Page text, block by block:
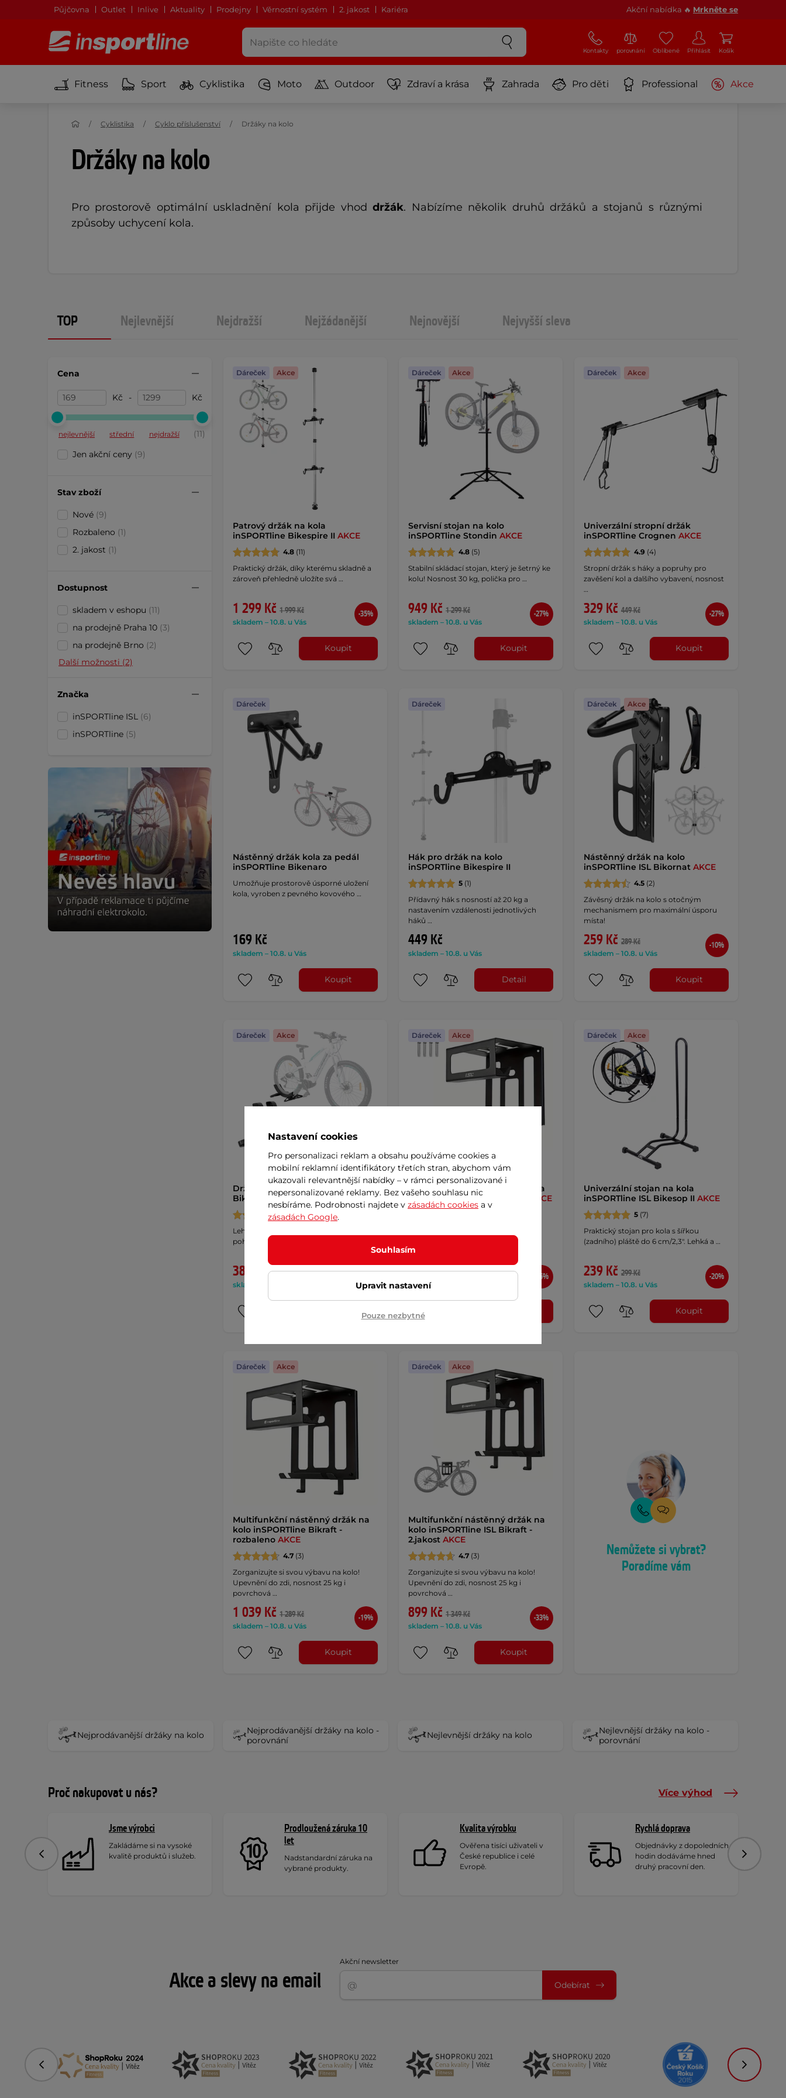
Půjčovna Outlet Inlive Aktuality Prodejny Věrnostní systém 2. jakost Kariéra Akční nabídka 🔥 Mrkněte se
Kontakty porovnání Oblíbené Přihlásit Košík
Fitness Sport Cyklistika Moto Outdoor Zdraví a krása Zahrada Pro děti Professional Akce
Držáky na kolo
Pro prostorově optimální uskladnění kola přijde vhoddržák. Nabízíme několik druhů držáků a stojanů s různými
způsoby uchycení kola.
Cyklistika Cyklo příslušenství Držáky na kolo
TOP Nejlevnější Nejdražší Nejžádanější Nejnovější Nejvyšší sleva
Cena
Kč - Kč
nejlevnější střední nejdražší
(11)
Jen akční ceny (9)
Stav zboží
Nové (9)
Rozbaleno (1)
2. jakost (1)
Dostupnost
skladem v eshopu (11)
na prodejně Praha 10 (3)
na prodejně Brno (2)
Další možnosti (2)
Značka
inSPORTline ISL (6)
inSPORTline (5)
Dáreček Akce
Patrový držák na kola
inSPORTline Bikespire II AKCE
4.8 (11)
Praktický držák, díky kterému skladně a
zároveň přehledně uložíte svá …
1 299 Kč 1 999 Kč
skladem – 10.8. u Vás
-35%
Koupit
Dáreček Akce
Servisní stojan na kolo
inSPORTline Stondin AKCE
4.8(5)
Stabilní skládací stojan, který je šetrný ke
kolu! Nosnost 30 kg, polička pro …
949 Kč 1 299 Kč
skladem – 10.8. u Vás
-27%
Koupit
Dáreček Akce
Univerzální stropní držák
inSPORTline Crognen AKCE
4.9 (4)
Stropní držák s háky a popruhy pro
zavěšení kol a dalšího vybavení, nosnost
329 Kč 449 Kč
skladem – 10.8. u Vás
-27%
Koupit
Dáreček
Nástěnný držák kola za pedál
inSPORTline Bikenaro
Umožňuje prostorově úsporné uložení
kola, vyroben z pevného kovového …
169 Kč
skladem – 10.8. u Vás
Koupit
Dáreček
Hák pro držák na kolo
inSPORTline Bikespire II
5(1)
Přídavný hák s nosností až 20 kg a
nastavením vzdálenosti jednotlivých
háků …
449 Kč
skladem – 10.8. u Vás
Detail
Dáreček Akce
Nástěnný držák na kolo
inSPORTline ISL Bikornat AKCE
4.5(2)
Závěsný držák na kolo s otočným
mechanismem pro maximální úsporu
místa!
259 Kč 289 Kč
skladem – 10.8. u Vás
-10%
Koupit
Dáreček Akce
Držák na kolo inSPORTline ISL
Biketical IIAKCE
4.6(22)
Lehký a odolný cyklistický stojan pro
pohodlné parkování klasických i …
389 Kč 449 Kč
skladem – 10.8. u Vás
Dáreček Akce
Multifunkční nástěnný držák na
kolo inSPORTline ISL Bikraft
AKCE
Upevnění do zdi, nosnost 25 kg i
povrchová …
999 Kč 1 349 Kč
skladem – 10.8. u Vás
-26%
Dáreček Akce
Univerzální stojan na kola
inSPORTline ISL Bikesop II AKCE
5(7)
Praktický stojan pro kola s šířkou
(zadního) pláště do 6 cm/2,3". Lehká a …
239 Kč 299 Kč
skladem – 10.8. u Vás
-20%
Koupit
Dáreček Akce
Multifunkční nástěnný držák na
kolo inSPORTline Bikraft -
rozbaleno AKCE
4.7 (3)
Zorganizujte si svou výbavu na kolo!
Upevnění do zdi, nosnost 25 kg i
povrchová …
1 039 Kč 1 289 Kč
skladem – 10.8. u Vás
-19%
Koupit
Dáreček Akce
Multifunkční nástěnný držák na
kolo inSPORTline ISL Bikraft -
2.jakost AKCE
4.7(3)
Zorganizujte si svou výbavu na kolo!
Upevnění do zdi, nosnost 25 kg i
povrchová …
899 Kč 1 349 Kč
skladem – 10.8. u Vás
-33%
Koupit
Nemůžete si vybrat?
Poradíme vám
Nejprodávanější držáky na kolo
Nejprodávanější držáky na kolo -
porovnání
Nejlevnější držáky na kolo
Nejlevnější držáky na kolo -
porovnání
Proč nakupovat u nás? Více výhod
Jsme výrobci
Zakládáme si na vysoké
kvalitě produktů i služeb.
Prodloužená záruka 10
let
Nadstandardní záruka na
vybrané produkty.
Kvalita výrobku
Ověřena tisíci uživateli v
České republice i celé
Evropě.
Rychlá doprava
Objednávky z dopoledních
hodin dodáváme hned
druhý pracovní den.
Předchozí
Akce a slevy na email
Akční newsletter
Odebírat
Předchozí
Nastavení cookies
Pro personalizaci reklam a obsahu používáme cookies a
mobilní reklamní identifikátory třetích stran, abychom vám
ukazovali relevantnější nabídky – v rámci personalizované i
nepersonalizované reklamy. Bez vašeho souhlasu nic
nesbíráme. Podrobnosti najdete v zásadách cookies a v
zásadách Google.
Souhlasím
Upravit nastavení
Pouze nezbytné